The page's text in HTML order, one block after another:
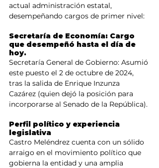
actual administración estatal,
desempeñando cargos de primer nivel:
Secretaría de Economía: Cargo
que desempeñó hasta el día de
hoy.
Secretaría General de Gobierno: Asumió
este puesto el 2 de octubre de 2024,
tras la salida de Enrique Inzunza
Cazárez (quien dejó la posición para
incorporarse al Senado de la República).
Perfil político y experiencia
legislativa
Castro Meléndrez cuenta con un sólido
arraigo en el movimiento político que
gobierna la entidad y una amplia